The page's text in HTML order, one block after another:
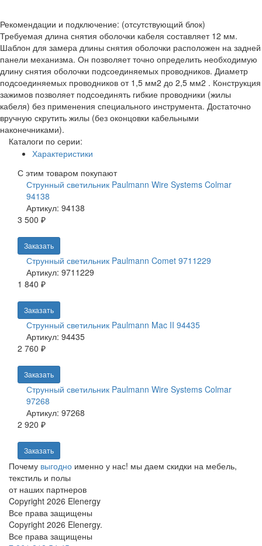
Рекомендации и подключение: (отсутствующий блок)
Требуемая длина снятия оболочки кабеля составляет 12 мм.
Шаблон для замера длины снятия оболочки расположен на задней
панели механизма. Он позволяет точно определить необходимую
длину снятия оболочки подсоединяемых проводников. Диаметр
подсоединяемых проводников от 1,5 мм2 до 2,5 мм2 . Конструкция
зажимов позволяет подсоединять гибкие проводники (жилы
кабеля) без применения специального инструмента. Достаточно
вручную скрутить жилы (без оконцовки кабельными
наконечниками).
Каталоги по серии:
Характеристики
С этим товаром покупают
Струнный светильник Paulmann Wire Systems Colmar
94138
Артикул: 94138
3 500 ₽
Заказать
Струнный светильник Paulmann Comet 9711229
Артикул: 9711229
1 840 ₽
Заказать
Струнный светильник Paulmann Mac II 94435
Артикул: 94435
2 760 ₽
Заказать
Струнный светильник Paulmann Wire Systems Colmar
97268
Артикул: 97268
2 920 ₽
Заказать
Почему выгодно именно у нас! мы даем скидки на мебель,
текстиль и полы
от наших партнеров
Copyright 2026 Elenergy
Все права защищены
Copyright 2026 Elenergy.
Все права защищены